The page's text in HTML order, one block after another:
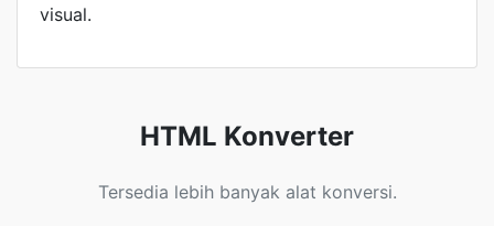
visual.
HTML Konverter
Tersedia lebih banyak alat konversi.